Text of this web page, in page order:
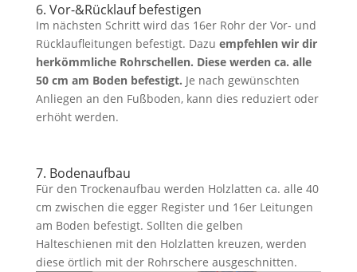
6. Vor-&Rücklauf befestigen
Im nächsten Schritt wird das 16er Rohr der Vor- und
Rücklaufleitungen befestigt. Dazu empfehlen wir dir
herkömmliche Rohrschellen. Diese werden ca. alle
50 cm am Boden befestigt. Je nach gewünschten
Anliegen an den Fußboden, kann dies reduziert oder
erhöht werden.
7. Bodenaufbau
Für den Trockenaufbau werden Holzlatten ca. alle 40
cm zwischen die egger Register und 16er Leitungen
am Boden befestigt. Sollten die gelben
Halteschienen mit den Holzlatten kreuzen, werden
diese örtlich mit der Rohrschere ausgeschnitten.